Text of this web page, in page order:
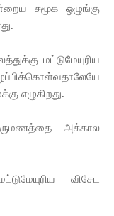
சமூக ஒழுங்கு
மட்டுமேயுரிய
எழுகிறது.
அக்கால
விசேட